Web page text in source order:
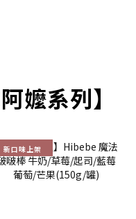
嬤系列】
新口味上架